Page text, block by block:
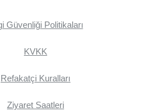
Güvenliği Politikaları
KVKK
Refakatçi Kuralları
Ziyaret Saatleri